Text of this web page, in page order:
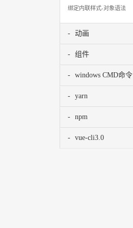
绑定内联样式-对象语法
动画
组件
windows CMD命令
yarn
npm
vue-cli3.0